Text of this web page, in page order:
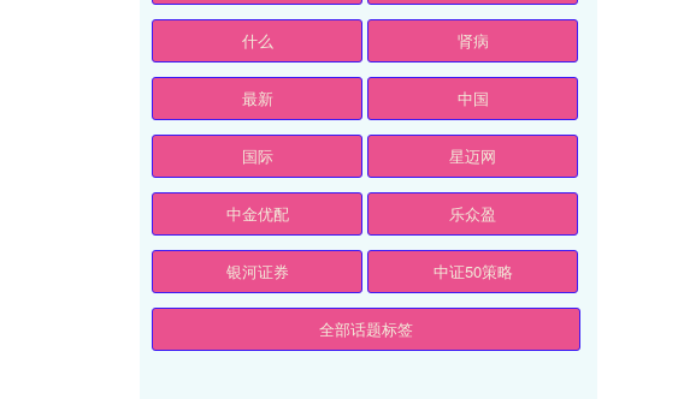
什么 肾病
最新 中国
国际 星迈网
中金优配 乐众盈
银河证券 中证50策略
全部话题标签